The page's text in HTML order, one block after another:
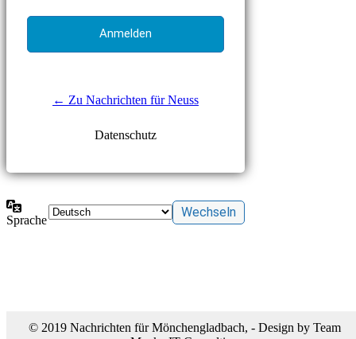
← Zu Nachrichten für Neuss
Datenschutz
Sprache
© 2019 Nachrichten für Mönchengladbach, - Design by Team